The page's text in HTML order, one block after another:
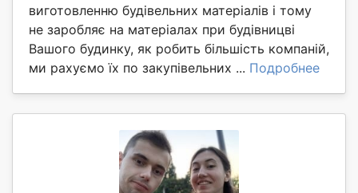
виготовленню будівельних матеріалів і тому
не заробляє на матеріалах при будівницві
Вашого будинку, як робить більшість компаній,
ми рахуємо їх по закупівельних ... Подробнее